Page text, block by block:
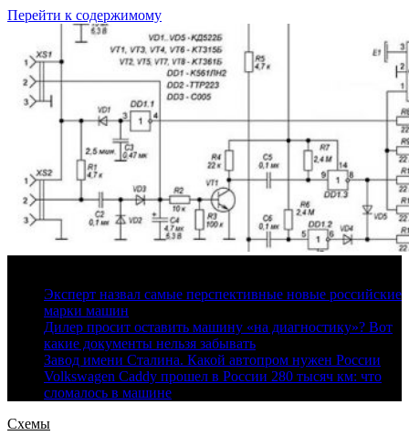
Перейти к содержимому
Эксперт назвал самые перспективные новые российские
марки машин
Дилер просит оставить машину «на диагностику»? Вот
какие документы нельзя забывать
Завод имени Сталина. Какой автопром нужен России
Volkswagen Caddy прошел в России 280 тысяч км: что
сломалось в машине
Схемы